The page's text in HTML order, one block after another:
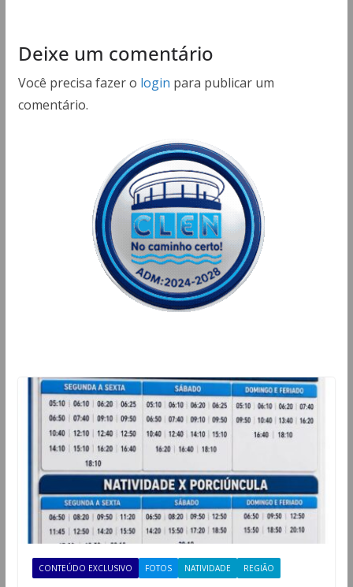
Deixe um comentário
Você precisa fazer o login para publicar um
comentário.
CONTEÚDO EXCLUSIVO FOTOS NATIVIDADE REGIÃO